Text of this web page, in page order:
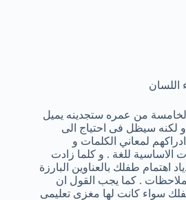
اللسان
من عمره ستجدينه يميل
و لكنه سيظل فى احتياج الى
لمعاني الكلمات و
الاساسية للغة . و كلما زادت
اهتمام طفلك بالعناوين البارزة
. كما يجب القول ان
سواء كانت لها مغزى تعليمى